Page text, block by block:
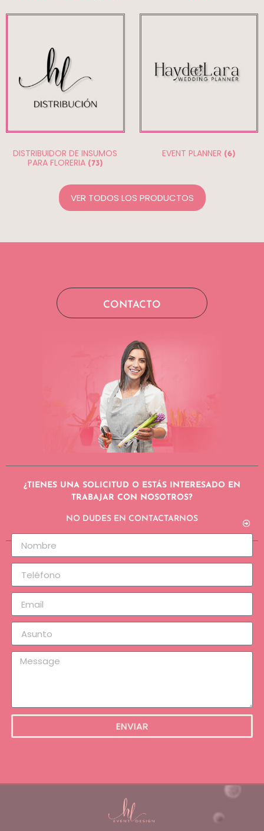
DISTRIBUIDOR DE INSUMOS
PARA FLORERIA (73)
EVENT PLANNER (6)
VER TODOS LOS PRODUCTOS
CONTACTO
¿TIENES UNA SOLICITUD O ESTÁS INTERESADO EN
TRABAJAR CON NOSOTROS?
NO DUDES EN CONTACTARNOS
ENVIAR